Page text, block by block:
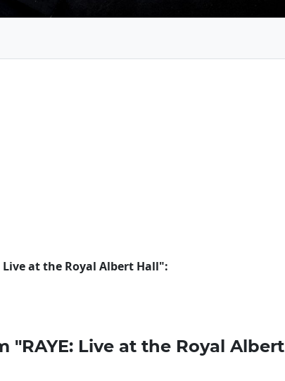
Live at the Royal Albert Hall":
"RAYE: Live at the Royal Albert